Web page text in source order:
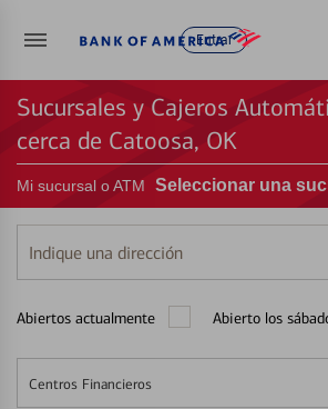
Entrar
Sucursales y Cajeros
cerca de Catoosa, OK
Mi sucursal o ATM Seleccionar una
Indique
una
Abiertos actualmente Abierto los
Centros Financieros